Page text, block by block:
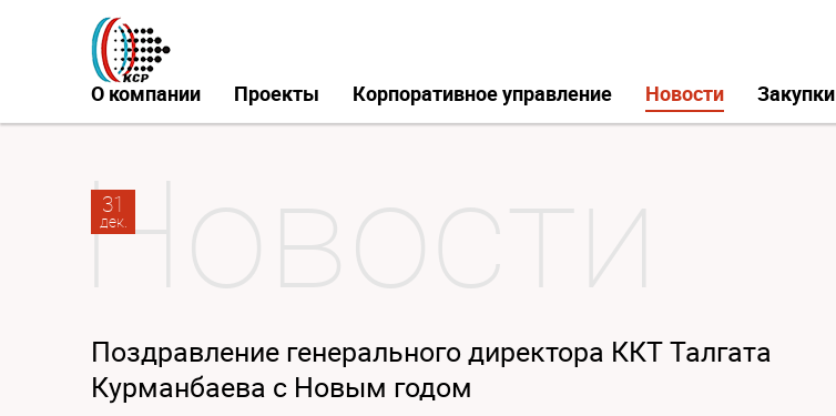
О компании Проекты Корпоративное управление Новости Закупки
31
дек.
Поздравление генерального директора ККТ Талгата
Курманбаева с Новым годом